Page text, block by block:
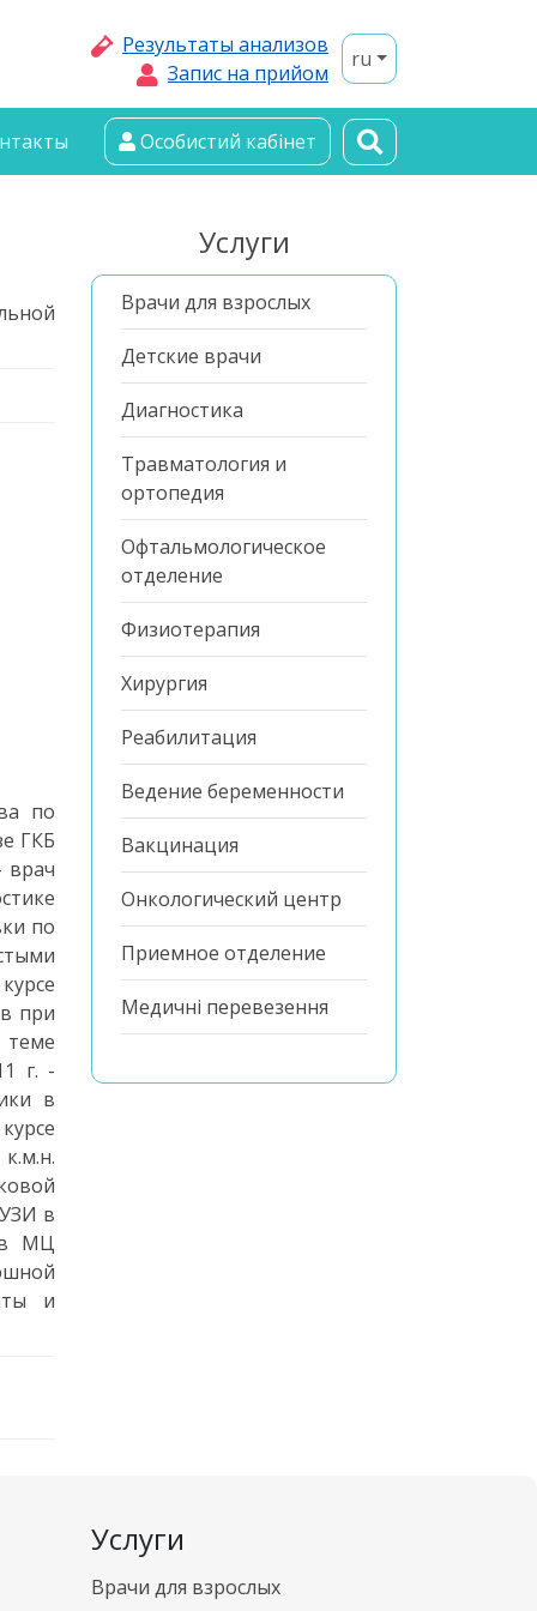
Результаты анализов
Запис на прийом
ru
Особистий кабінет
по
ГКБ
врач
по
при
г. -
в
в
в МЦ
и
Услуги
Врачи для взрослых
Детские врачи
Диагностика
Травматология и
ортопедия
Офтальмологическое
отделение
Физиотерапия
Хирургия
Реабилитация
Ведение беременности
Вакцинация
Онкологический центр
Приемное отделение
Медичні перевезення
Услуги
Врачи для взрослых